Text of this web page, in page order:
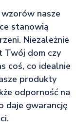
nasze
stanowią
Niezależnie
Twój dom czy
coś, co idealnie
produkty
odporność na
daje gwarancję